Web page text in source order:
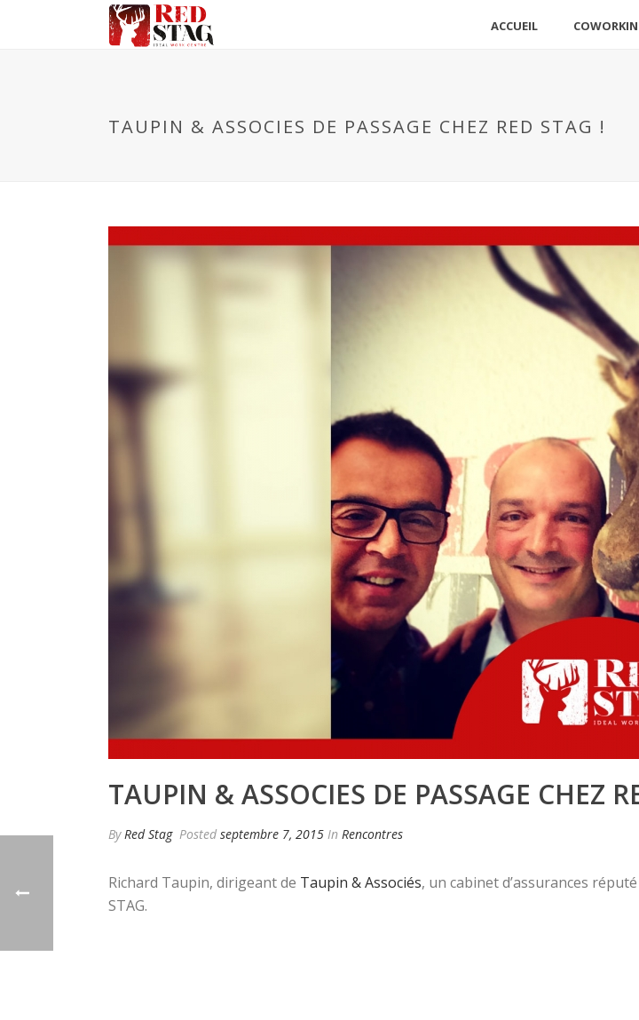
ACCUEIL
TAUPIN & ASSOCIES DE PASSAGE CHEZ RED STAG !
TAUPIN & ASSOCIES DE PASSAGE CHEZ
ByRed Stag Posted septembre 7, 2015 In Rencontres
Richard Taupin, dirigeant de Taupin & Associés, un cabinet d’assurances
STAG.